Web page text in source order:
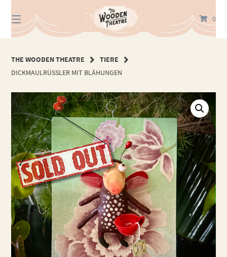
zum
Inhalt
0
THE WOODEN THEATRE
TIERE
DICKMAULRÜSSLER MIT BLÄHUNGEN